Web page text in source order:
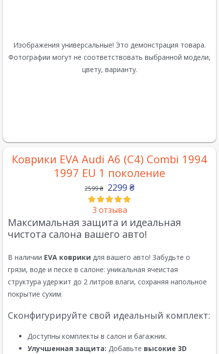
Изображения универсальные! Это демонстрация товара.
Фотографии могут не соответствовать выбранной модели,
цвету, варианту.
Коврики EVA Audi A6 (C4) Combi 1994
1997 EU 1 поколение
2599₴ 2299 ₴
3 отзыва
Максимальная защита и идеальная
чистота салона вашего авто!
В наличии EVA коврики для вашего авто! Забудьте о
грязи, воде и песке в салоне: уникальная ячеистая
структура удержит до 2 литров влаги, сохраняя напольное
покрытие сухим.
Сконфигурируйте свой идеальный комплект:
Доступны комплекты в салон и багажник.
Улучшенная защита: Добавьте высокие 3D